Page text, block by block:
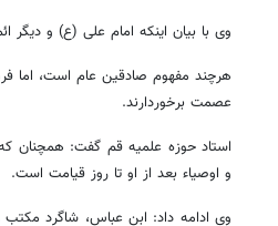
وی با بیان اینکه امام علی (ع) و دیگر
هرچند مفهوم صادقین عام است، اما
عصمت برخوردارند.
استاد حوزه علمیه قم گفت: همچنان که
و اوصیاء بعد از او تا روز قیامت است.
وی ادامه داد: ابن عباس، شاگرد